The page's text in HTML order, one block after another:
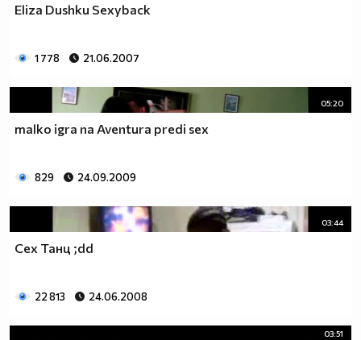
Eliza Dushku Sexyback
1 778 21.06.2007
05:20
malko igra na Aventura predi sex
829 24.09.2009
03:44
Сех Танц ;dd
22 813 24.06.2008
03:51